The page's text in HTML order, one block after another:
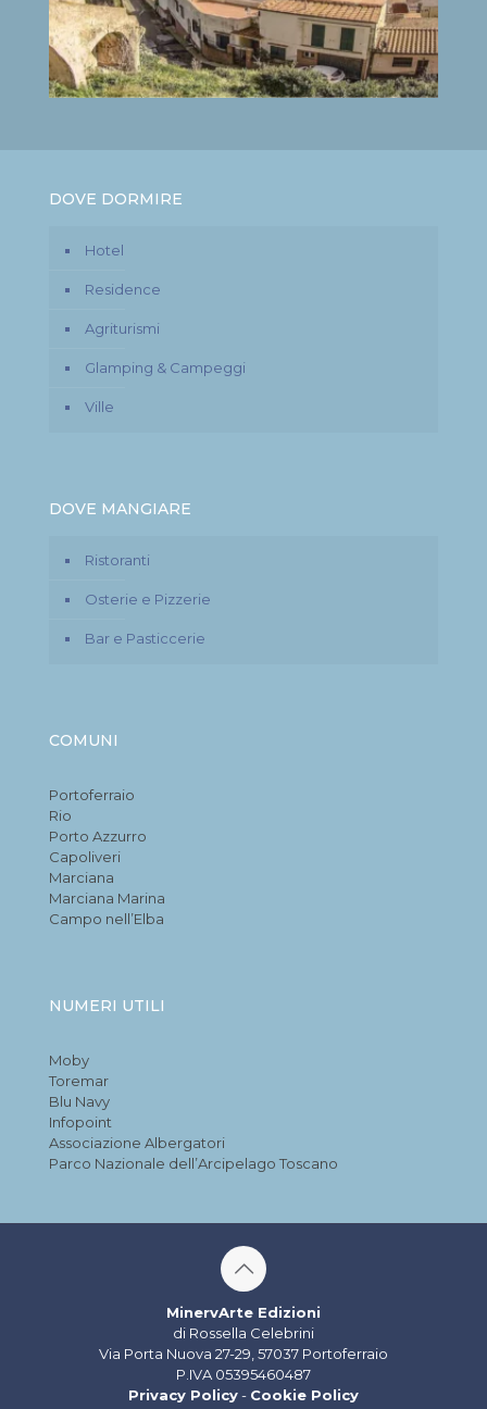
DOVE DORMIRE
Hotel
Residence
Agriturismi
Glamping & Campeggi
Ville
DOVE MANGIARE
Ristoranti
Osterie e Pizzerie
Bar e Pasticcerie
COMUNI
Portoferraio
Rio
Porto Azzurro
Capoliveri
Marciana
Marciana Marina
Campo nell’Elba
NUMERI UTILI
Moby
Toremar
Blu Navy
Infopoint
Associazione Albergatori
Parco Nazionale dell’Arcipelago Toscano
MinervArte Edizioni
di Rossella Celebrini
Via Porta Nuova 27-29, 57037 Portoferraio
P.IVA 05395460487
Privacy Policy- Cookie Policy